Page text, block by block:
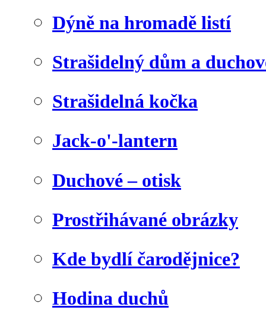
Dýně na hromadě listí
Strašidelný dům a
Strašidelná kočka
Jack-o'-lantern
Duchové – otisk
Prostřihávané obrázky
Kde bydlí čarodějnice?
Hodina duchů